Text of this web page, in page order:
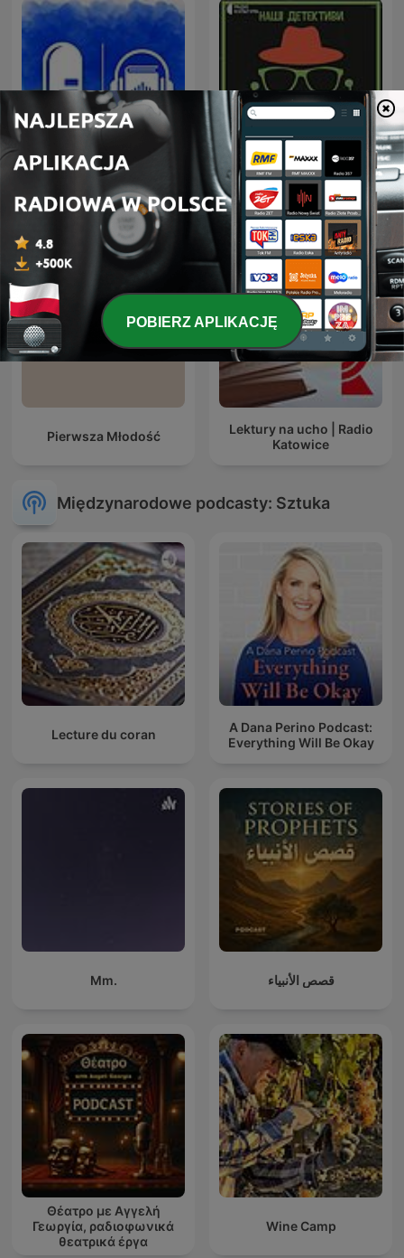
Аудіокниги українською
(Студія Калідор та інші)
Наші детективи
Pierwsza Młodość
Lektury na ucho | Radio
Katowice
Międzynarodowe podcasty: Sztuka
Lecture du coran
A Dana Perino Podcast:
Everything Will Be Okay
Mm. قصص الأنبياء
Θέατρο με Αγγελή
Γεωργία, ραδιοφωνικά
θεατρικά έργα
Wine Camp
POBIERZ APLIKACJĘ